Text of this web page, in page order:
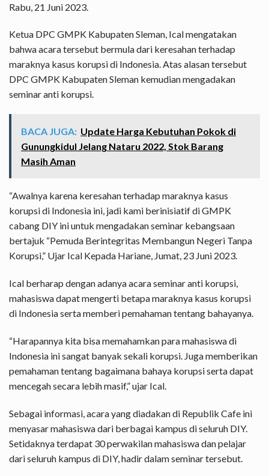
Rabu, 21 Juni 2023.
Ketua DPC GMPK Kabupaten Sleman, Ical mengatakan
bahwa acara tersebut bermula dari keresahan terhadap
maraknya kasus korupsi di Indonesia. Atas alasan tersebut
DPC GMPK Kabupaten Sleman kemudian mengadakan
seminar anti korupsi.
BACA JUGA: Update Harga Kebutuhan Pokok di
Gunungkidul Jelang Nataru 2022, Stok Barang
Masih Aman
“Awalnya karena keresahan terhadap maraknya kasus
korupsi di Indonesia ini, jadi kami berinisiatif di GMPK
cabang DIY ini untuk mengadakan seminar kebangsaan
bertajuk “Pemuda Berintegritas Membangun Negeri Tanpa
Korupsi,” Ujar Ical Kepada Hariane, Jumat, 23 Juni 2023.
Ical berharap dengan adanya acara seminar anti korupsi,
mahasiswa dapat mengerti betapa maraknya kasus korupsi
di Indonesia serta memberi pemahaman tentang bahayanya.
“Harapannya kita bisa memahamkan para mahasiswa di
Indonesia ini sangat banyak sekali korupsi. Juga memberikan
pemahaman tentang bagaimana bahaya korupsi serta dapat
mencegah secara lebih masif,” ujar Ical.
Sebagai informasi, acara yang diadakan di Republik Cafe ini
menyasar mahasiswa dari berbagai kampus di seluruh DIY.
Setidaknya terdapat 30 perwakilan mahasiswa dan pelajar
dari seluruh kampus di DIY, hadir dalam seminar tersebut.